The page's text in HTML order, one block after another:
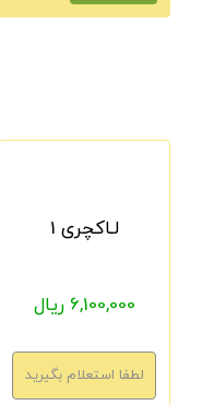
لـاکچری 1
6,100,000 ریال